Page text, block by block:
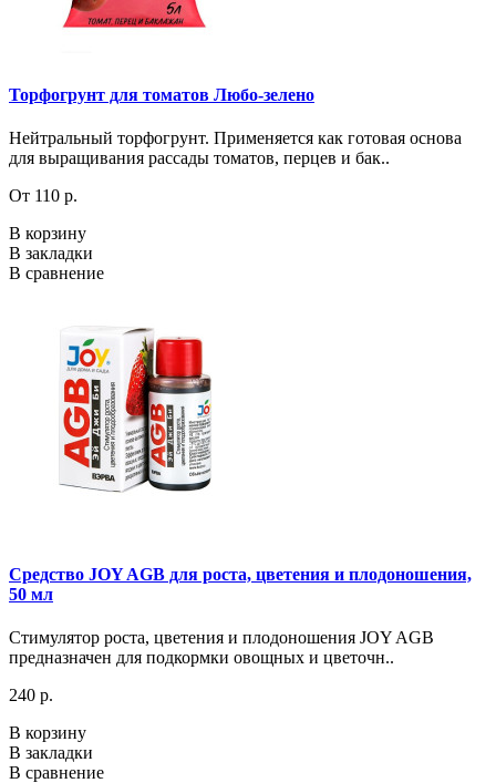
Торфогрунт для томатов Любо-зелено
Нейтральный торфогрунт. Применяется как готовая основа
для выращивания рассады томатов, перцев и бак..
От 110 р.
В корзину
В закладки
В сравнение
Средство JOY AGB для роста, цветения и плодоношения,
50 мл
Стимулятор роста, цветения и плодоношения JOY AGB
предназначен для подкормки овощных и цветочн..
240 р.
В корзину
В закладки
В сравнение